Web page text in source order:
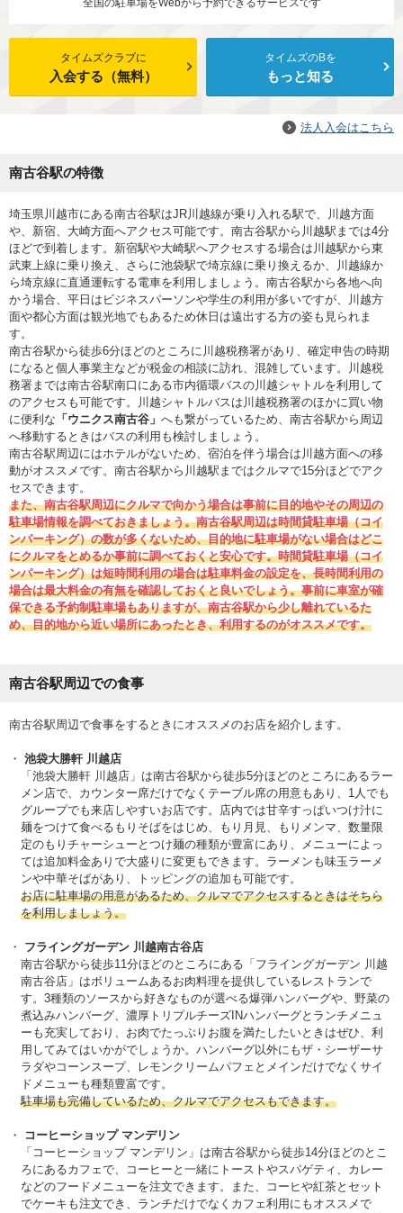
全国の駐車場をWebから予約できるサービスです
タイムズクラブに
入会する（無料）
タイムズのBを
もっと知る
法人入会はこちら
南古谷駅の特徴
埼玉県川越市にある南古谷駅はJR川越線が乗り入れる駅で、川越方面
や、新宿、大崎方面へアクセス可能です。南古谷駅から川越駅までは4分
ほどで到着します。新宿駅や大崎駅へアクセスする場合は川越駅から東
武東上線に乗り換え、さらに池袋駅で埼京線に乗り換えるか、川越線か
ら埼京線に直通運転する電車を利用しましょう。南古谷駅から各地へ向
かう場合、平日はビジネスパーソンや学生の利用が多いですが、川越方
面や都心方面は観光地でもあるため休日は遠出する方の姿も見られま
す。
南古谷駅から徒歩6分ほどのところに川越税務署があり、確定申告の時期
になると個人事業主などが税金の相談に訪れ、混雑しています。川越税
務署までは南古谷駅南口にある市内循環バスの川越シャトルを利用して
のアクセスも可能です。川越シャトルバスは川越税務署のほかに買い物
に便利な 「ウニクス南古谷」 へも繋がっているため、南古谷駅から周辺
へ移動するときはバスの利用も検討しましょう。
南古谷駅周辺にはホテルがないため、宿泊を伴う場合は川越方面への移
動がオススメです。南古谷駅から川越駅まではクルマで15分ほどでアク
セスできます。
また、南古谷駅周辺にクルマで向かう場合は事前に目的地やその周辺の
駐車場情報を調べておきましょう。南古谷駅周辺は時間貸駐車場（コイ
ンパーキング）の数が多くないため、目的地に駐車場がない場合はどこ
にクルマをとめるか事前に調べておくと安心です。時間貸駐車場（コイ
ンパーキング）は短時間利用の場合は駐車料金の設定を、長時間利用の
場合は最大料金の有無を確認しておくと良いでしょう。事前に車室が確
保できる予約制駐車場もありますが、南古谷駅から少し離れているた
め、目的地から近い場所にあったとき、利用するのがオススメです。
南古谷駅周辺での食事
南古谷駅周辺で食事をするときにオススメのお店を紹介します。
池袋大勝軒 川越店
「池袋大勝軒 川越店」は南古谷駅から徒歩5分ほどのところにあるラー
メン店で、カウンター席だけでなくテーブル席の用意もあり、1人でも
グループでも来店しやすいお店です。店内では甘辛すっぱいつけ汁に
麺をつけて食べるもりそばをはじめ、もり月見、もりメンマ、数量限
定のもりチャーシューとつけ麺の種類が豊富にあり、メニューによっ
ては追加料金ありで大盛りに変更もできます。ラーメンも味玉ラーメ
ンや中華そばがあり、トッピングの追加も可能です。
お店に駐車場の用意があるため、クルマでアクセスするときはそちら
を利用しましょう。
フライングガーデン 川越南古谷店
南古谷駅から徒歩11分ほどのところにある「フライングガーデン 川越
南古谷店」はボリュームあるお肉料理を提供しているレストランで
す。3種類のソースから好きなものが選べる爆弾ハンバーグや、野菜の
煮込みハンバーグ、濃厚トリプルチーズINハンバーグとランチメニュ
ーも充実しており、お肉でたっぷりお腹を満たしたいときはぜひ、利
用してみてはいかがでしょうか。ハンバーグ以外にもザ・シーザーサ
ラダやコーンスープ、レモンクリームパフェとメインだけでなくサイ
ドメニューも種類豊富です。
駐車場も完備しているため、クルマでアクセスもできます。
コーヒーショップ マンデリン
「コーヒーショップ マンデリン」は南古谷駅から徒歩14分ほどのとこ
ろにあるカフェで、コーヒーと一緒にトーストやスパゲティ、カレー
などのフードメニューを注文できます。また、コーヒや紅茶とセット
でケーキも注文でき、ランチだけでなくカフェ利用にもオススメで